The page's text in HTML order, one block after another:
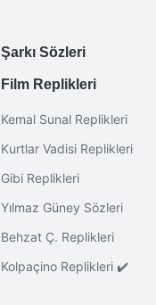
Şarkı Sözleri
Film Replikleri
Kemal Sunal Replikleri
Kurtlar Vadisi Replikleri
Gibi Replikleri
Yılmaz Güney Sözleri
Behzat Ç. Replikleri
Kolpaçino Replikleri ✔️